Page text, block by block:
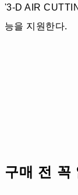
'3-D AIR
능을 지원한다.
구매 전 꼭